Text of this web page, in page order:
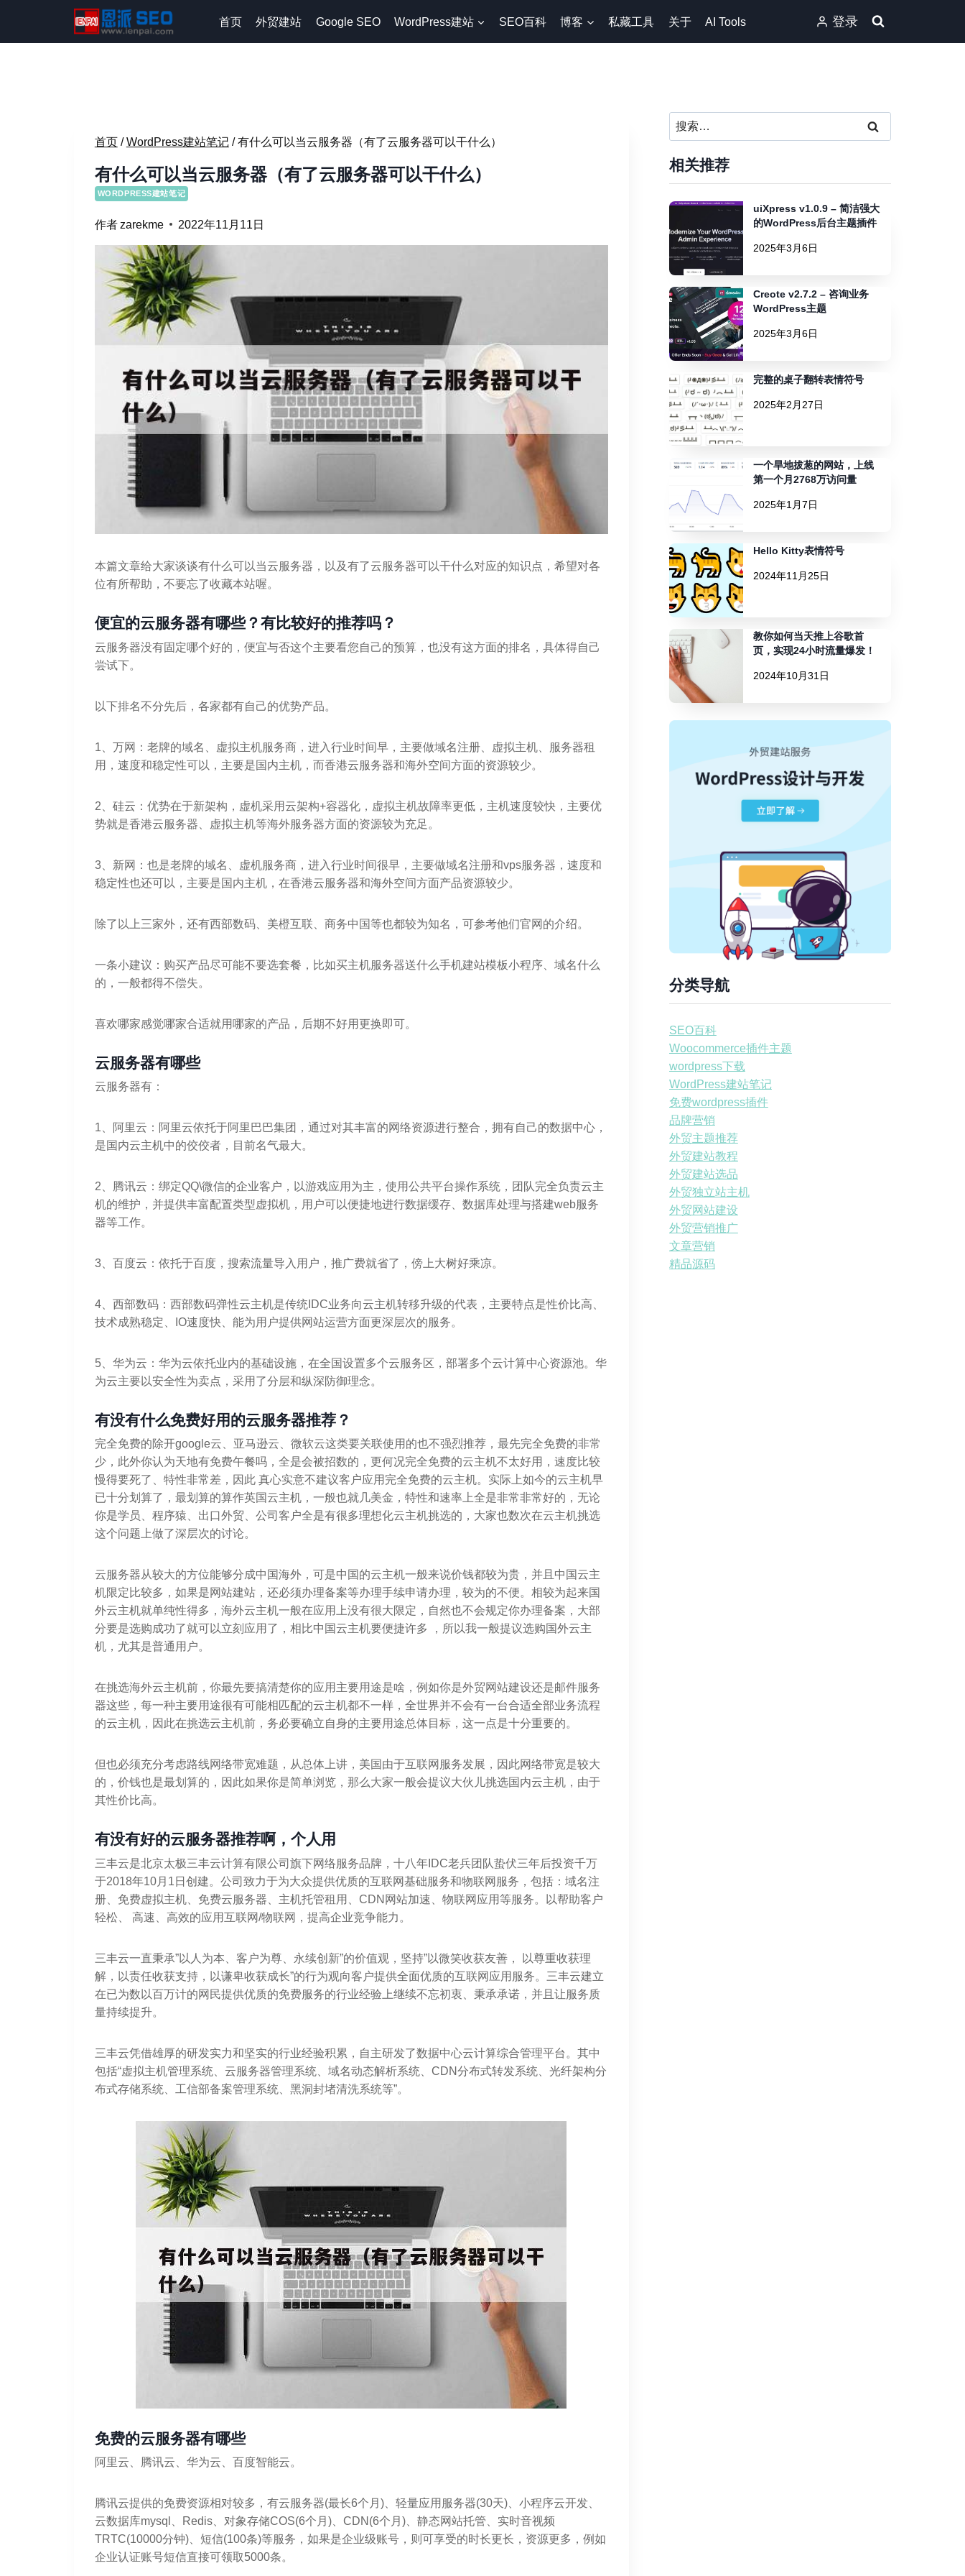
内
首页 外贸建站 Google SEO WordPress建站 SEO百科 博客 私藏工具 关于 AI Tools 登录
首页 / WordPress建站笔记 / 有什么可以当云服务器（有了云服务器可以干什么）
有什么可以当云服务器（有了云服务器可以干什么）
WORDPRESS建站笔记
作者zarekme 2022年11月11日
本篇文章给大家谈谈有什么可以当云服务器，以及有了云服务器可以干什么对应的知识点，希望对各
位有所帮助，不要忘了收藏本站喔。
便宜的云服务器有哪些？有比较好的推荐吗？
云服务器没有固定哪个好的，便宜与否这个主要看您自己的预算，也没有这方面的排名，具体得自己
尝试下。
以下排名不分先后，各家都有自己的优势产品。
1、万网：老牌的域名、虚拟主机服务商，进入行业时间早，主要做域名注册、虚拟主机、服务器租
用，速度和稳定性可以，主要是国内主机，而香港云服务器和海外空间方面的资源较少。
2、硅云：优势在于新架构，虚机采用云架构+容器化，虚拟主机故障率更低，主机速度较快，主要优
势就是香港云服务器、虚拟主机等海外服务器方面的资源较为充足。
3、新网：也是老牌的域名、虚机服务商，进入行业时间很早，主要做域名注册和vps服务器，速度和
稳定性也还可以，主要是国内主机，在香港云服务器和海外空间方面产品资源较少。
除了以上三家外，还有西部数码、美橙互联、商务中国等也都较为知名，可参考他们官网的介绍。
一条小建议：购买产品尽可能不要选套餐，比如买主机服务器送什么手机建站模板小程序、域名什么
的，一般都得不偿失。
喜欢哪家感觉哪家合适就用哪家的产品，后期不好用更换即可。
云服务器有哪些
云服务器有：
1、阿里云：阿里云依托于阿里巴巴集团，通过对其丰富的网络资源进行整合，拥有自己的数据中心，
是国内云主机中的佼佼者，目前名气最大。
2、腾讯云：绑定QQ\微信的企业客户，以游戏应用为主，使用公共平台操作系统，团队完全负责云主
机的维护，并提供丰富配置类型虚拟机，用户可以便捷地进行数据缓存、数据库处理与搭建web服务
器等工作。
3、百度云：依托于百度，搜索流量导入用户，推广费就省了，傍上大树好乘凉。
4、西部数码：西部数码弹性云主机是传统IDC业务向云主机转移升级的代表，主要特点是性价比高、
技术成熟稳定、IO速度快、能为用户提供网站运营方面更深层次的服务。
5、华为云：华为云依托业内的基础设施，在全国设置多个云服务区，部署多个云计算中心资源池。华
为云主要以安全性为卖点，采用了分层和纵深防御理念。
有没有什么免费好用的云服务器推荐？
完全免费的除开google云、亚马逊云、微软云这类要关联使用的也不强烈推荐，最先完全免费的非常
少，此外你认为天地有免费午餐吗，全是会被招数的，更何况完全免费的云主机不太好用，速度比较
慢得要死了、特性非常差，因此 真心实意不建议客户应用完全免费的云主机。实际上如今的云主机早
已十分划算了，最划算的算作英国云主机，一般也就几美金，特性和速率上全是非常非常好的，无论
你是学员、程序猿、出口外贸、公司客户全是有很多理想化云主机挑选的，大家也数次在云主机挑选
这个问题上做了深层次的讨论。
云服务器从较大的方位能够分成中国海外，可是中国的云主机一般来说价钱都较为贵，并且中国云主
机限定比较多，如果是网站建站，还必须办理备案等办理手续申请办理，较为的不便。相较为起来国
外云主机就单纯性得多，海外云主机一般在应用上没有很大限定，自然也不会规定你办理备案，大部
分要是选购成功了就可以立刻应用了，相比中国云主机要便捷许多 ，所以我一般提议选购国外云主
机，尤其是普通用户。
在挑选海外云主机前，你最先要搞清楚你的应用主要用途是啥，例如你是外贸网站建设还是邮件服务
器这些，每一种主要用途很有可能相匹配的云主机都不一样，全世界并不会有一台合适全部业务流程
的云主机，因此在挑选云主机前，务必要确立自身的主要用途总体目标，这一点是十分重要的。
但也必须充分考虑路线网络带宽难题，从总体上讲，美国由于互联网服务发展，因此网络带宽是较大
的，价钱也是最划算的，因此如果你是简单浏览，那么大家一般会提议大伙儿挑选国内云主机，由于
其性价比高。
有没有好的云服务器推荐啊，个人用
三丰云是北京太极三丰云计算有限公司旗下网络服务品牌，十八年IDC老兵团队蛰伏三年后投资千万
于2018年10月1日创建。公司致力于为大众提供优质的互联网基础服务和物联网服务，包括：域名注
册、免费虚拟主机、免费云服务器、主机托管租用、CDN网站加速、物联网应用等服务。以帮助客户
轻松、 高速、高效的应用互联网/物联网，提高企业竞争能力。
三丰云一直秉承”以人为本、客户为尊、永续创新”的价值观，坚持”以微笑收获友善， 以尊重收获理
解，以责任收获支持，以谦卑收获成长”的行为观向客户提供全面优质的互联网应用服务。三丰云建立
在已为数以百万计的网民提供优质的免费服务的行业经验上继续不忘初衷、秉承承诺，并且让服务质
量持续提升。
三丰云凭借雄厚的研发实力和坚实的行业经验积累，自主研发了数据中心云计算综合管理平台。其中
包括“虚拟主机管理系统、云服务器管理系统、域名动态解析系统、CDN分布式转发系统、光纤架构分
布式存储系统、工信部备案管理系统、黑洞封堵清洗系统等”。
免费的云服务器有哪些
阿里云、腾讯云、华为云、百度智能云。
腾讯云提供的免费资源相对较多，有云服务器(最长6个月)、轻量应用服务器(30天)、小程序云开发、
云数据库mysql、Redis、对象存储COS(6个月)、CDN(6个月)、静态网站托管、实时音视频
TRTC(10000分钟)、短信(100条)等服务，如果是企业级账号，则可享受的时长更长，资源更多，例如
企业认证账号短信直接可领取5000条。
搜
索：
相关推荐
uiXpress v1.0.9 – 简洁强大
的WordPress后台主题插件
2025年3月6日
Creote v2.7.2 – 咨询业务
WordPress主题
2025年3月6日
完整的桌子翻转表情符号
2025年2月27日
一个旱地拔葱的网站，上线
第一个月2768万访问量
2025年1月7日
Hello Kitty表情符号
2024年11月25日
教你如何当天推上谷歌首
页，实现24小时流量爆发！
2024年10月31日
分类导航
SEO百科
Woocommerce插件主题
wordpress下载
WordPress建站笔记
免费wordpress插件
品牌营销
外贸主题推荐
外贸建站教程
外贸建站选品
外贸独立站主机
外贸网站建设
外贸营销推广
文章营销
精品源码